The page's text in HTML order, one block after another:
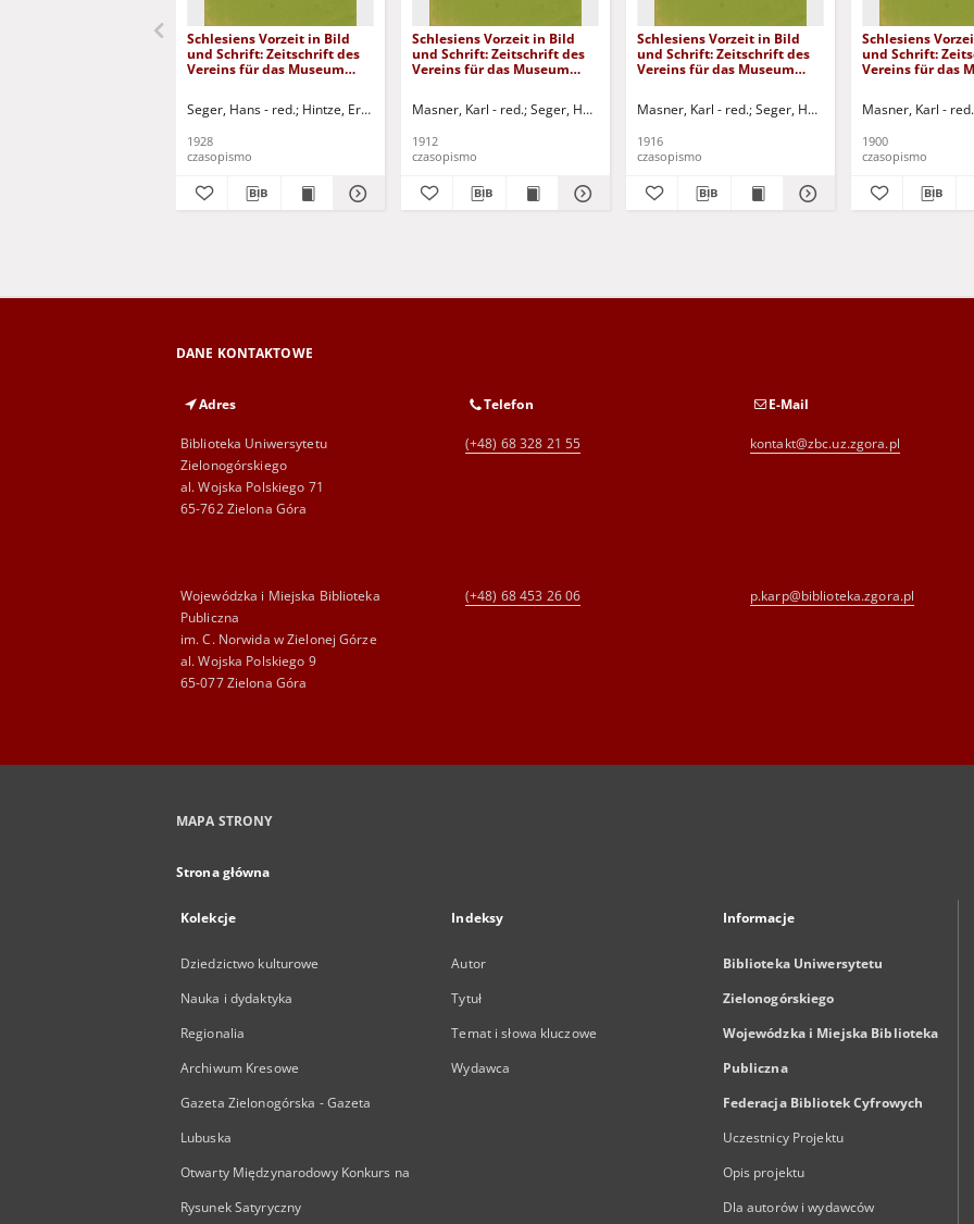
Schlesiens Vorzeit in Bild
und Schrift: Zeitschrift des
Vereins für das Museum
Museums für Kunstgewerbe
Seger, Hans - red. Hintze, Erwin - red.
1928
czasopismo
Schlesiens Vorzeit in Bild
und Schrift: Zeitschrift des
Vereins für das Museum
Museums für Kunstgewerbe
Masner, Karl - red. Seger, Hans - red.
1912
czasopismo
Schlesiens Vorzeit in Bild
und Schrift: Zeitschrift des
Vereins für das Museum
Museums für Kunstgewerbe
hälfte I
Masner, Karl - red. Seger, Hans - red.
1916
czasopismo
Schlesiens
und Schrift:
Vereins für das
Museums für
Masner, Karl - red.
1900
czasopismo
DANE KONTAKTOWE
Adres
Biblioteka Uniwersytetu
Zielonogórskiego
al. Wojska Polskiego 71
65-762 Zielona Góra
Telefon
(+48) 68 328 21 55
E-Mail
kontakt@zbc.uz.zgora.pl
Wojewódzka i Miejska Biblioteka
Publiczna
im. C. Norwida w Zielonej Górze
al. Wojska Polskiego 9
65-077 Zielona Góra
(+48) 68 453 26 06 p.karp@biblioteka.zgora.pl
MAPA STRONY
Strona główna
Kolekcje
Dziedzictwo kulturowe
Nauka i dydaktyka
Regionalia
Archiwum Kresowe
Gazeta Zielonogórska - Gazeta
Lubuska
Otwarty Międzynarodowy Konkurs na
Rysunek Satyryczny
Indeksy
Autor
Tytuł
Temat i słowa kluczowe
Wydawca
Informacje
Biblioteka Uniwersytetu
Zielonogórskiego
Wojewódzka i Miejska Biblioteka
Publiczna
Federacja Bibliotek Cyfrowych
Uczestnicy Projektu
Opis projektu
Dla autorów i wydawców